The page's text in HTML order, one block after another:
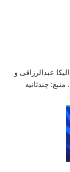
عبدالرزاقی و
منبع: چندثانیه